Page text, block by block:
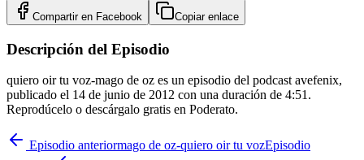
Compartir en Facebook Copiar enlace
Descripción del Episodio
quiero oir tu voz-mago de oz es un episodio del podcast avefenix,
publicado el 14 de junio de 2012 con una duración de 4:51.
Reprodúcelo o descárgalo gratis en Poderato.
Episodio anteriormago de oz-quiero oir tu vozEpisodio